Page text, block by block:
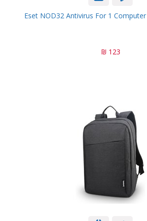
123 ₪